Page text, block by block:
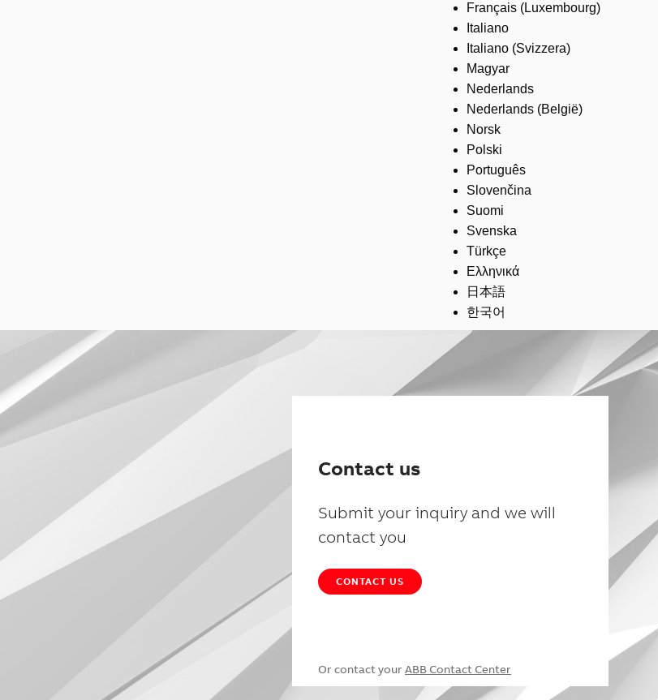
Français (Luxembourg)
Italiano
Italiano (Svizzera)
Magyar
Nederlands
Nederlands (België)
Norsk
Polski
Português
Slovenčina
Suomi
Svenska
Türkçe
Ελληνικά
日本語
한국어
Contact us
Submit your inquiry and we will
contact you
CONTACT US
Or contact your ABB Contact Center